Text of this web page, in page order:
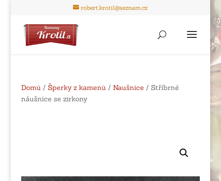
robert.krotil@seznam.cz
Domů / Šperky z kamenů / Naušnice / Stříbrné
náušnice se zirkony